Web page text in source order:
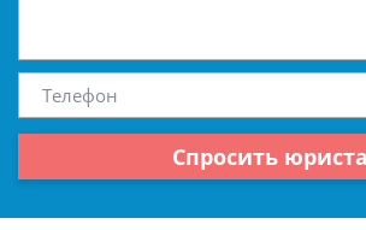
Спросить юриста